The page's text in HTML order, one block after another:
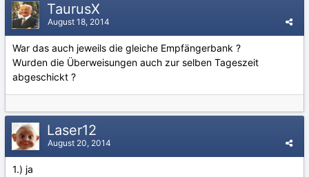
TaurusX
August 18, 2014
War das auch jeweils die gleiche Empfängerbank ?
Wurden die Überweisungen auch zur selben Tageszeit
abgeschickt ?
Laser12
August 20, 2014
1.) ja